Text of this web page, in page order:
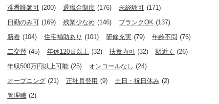
准看護師可 (200) 退職金制度 (176) 未経験可 (171)
日勤のみ可 (169) 残業少なめ (146) ブランクOK (137)
新着 (104) 住宅補助あり (101) 研修充実 (79) 年齢不問 (76)
二交替 (45) 年休120日以上 (32) 扶養内可 (32) 駅近く
(26)
年収500万円以上可能 (25) オンコールなし (24)
オープニング (21) 正社員登用 (9) 土日・祝日休み (2)
管理職 (2)